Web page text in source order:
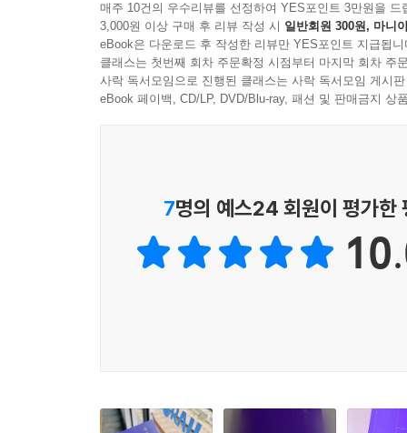
직시하라고 조언한다. 문제의 원인을 외부에서
해결책을 찾을 수 있다는 것이다.
구체적인 상담 사례들은 깊은 공감을 이끌어낸
제시한다. 자신이 진정으로 어떤 사람이 되고 싶
사르트르는 자유롭다는 것을 원하는 것을 얻는
지금 여기서부터 다시 시작할 수 있다는 강력
시선에서 벗어나 온전히 나다운 삶을 구축하는
매주 10건의 우수리뷰를 선정하여 YES포인트 3만원을 드
3,000원 이상 구매 후 리뷰 작성 시 일반회원 300원, 마니
eBook은 다운로드 후 작성한 리뷰만 YES포인트 지급됩니
클래스는 첫번째 회차 주문확정 시점부터 마지막 회차 주
사락 독서모임으로 진행된 클래스는 사락 독서모임 게시
eBook 페이백, CD/LP, DVD/Blu-ray, 패션 및 판매금지 상
7명의 예스24 회원이 평가한